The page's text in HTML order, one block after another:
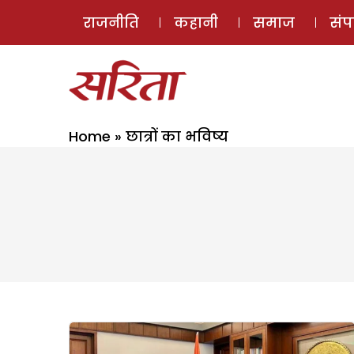
राजनीति कहानी समाज
Home » छात्रों का भविष्य